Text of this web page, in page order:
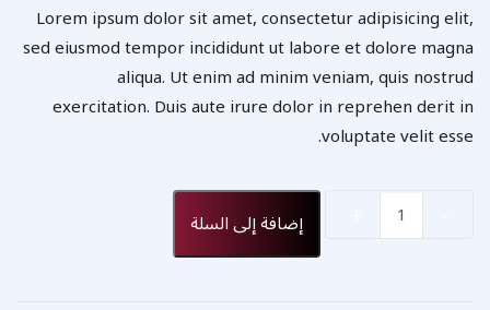
Lorem ipsum dolor sit amet, consectetur adipisicing elit,
sed eiusmod tempor incididunt ut labore et dolore magna
aliqua. Ut enim ad minim veniam, quis nostrud
exercitation. Duis aute irure dolor in reprehen derit in
voluptate velit esse.
Quantity
إضافة إلى السلة